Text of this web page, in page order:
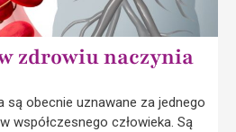
zdrowiu naczynia
są obecnie uznawane za jednego
współczesnego człowieka. Są